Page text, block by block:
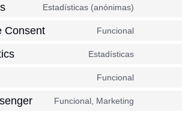
Estadísticas (anónimas)
Consent Funcional
Estadísticas
Funcional
Funcional, Marketing